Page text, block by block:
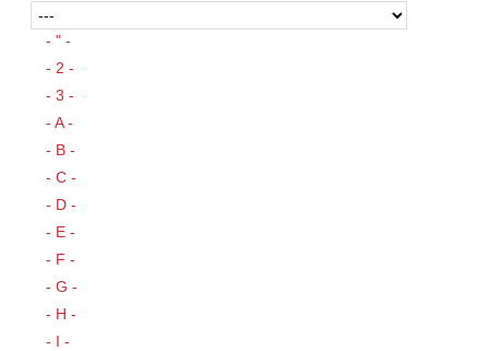
- " -
- 2 -
- 3 -
- A -
- B -
- C -
- D -
- E -
- F -
- G -
- H -
- I -